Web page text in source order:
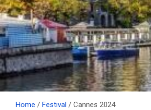
Home Festival Cannes 2024